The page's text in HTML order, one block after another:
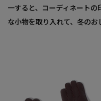
一すると、コーディネート
な小物を取り入れて、冬のお